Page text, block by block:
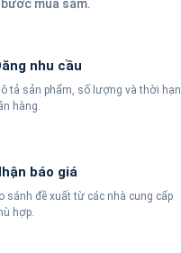
mua sắm.
nhu cầu
tả sản phẩm, số lượng và thời hạn
hàng.
báo giá
sánh đề xuất từ các nhà cung cấp
hợp.